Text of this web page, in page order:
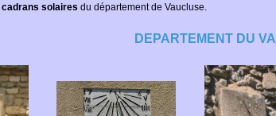
cadrans solaires du département de Vaucluse.
DEPARTEMENT DU